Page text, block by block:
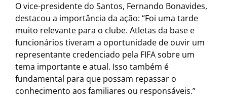
O vice-presidente do Santos, Fernando Bonavides,
destacou a importância da ação: “Foi uma tarde
muito relevante para o clube. Atletas da base e
funcionários tiveram a oportunidade de ouvir um
representante credenciado pela FIFA sobre um
tema importante e atual. Isso também é
fundamental para que possam repassar o
conhecimento aos familiares ou responsáveis.”